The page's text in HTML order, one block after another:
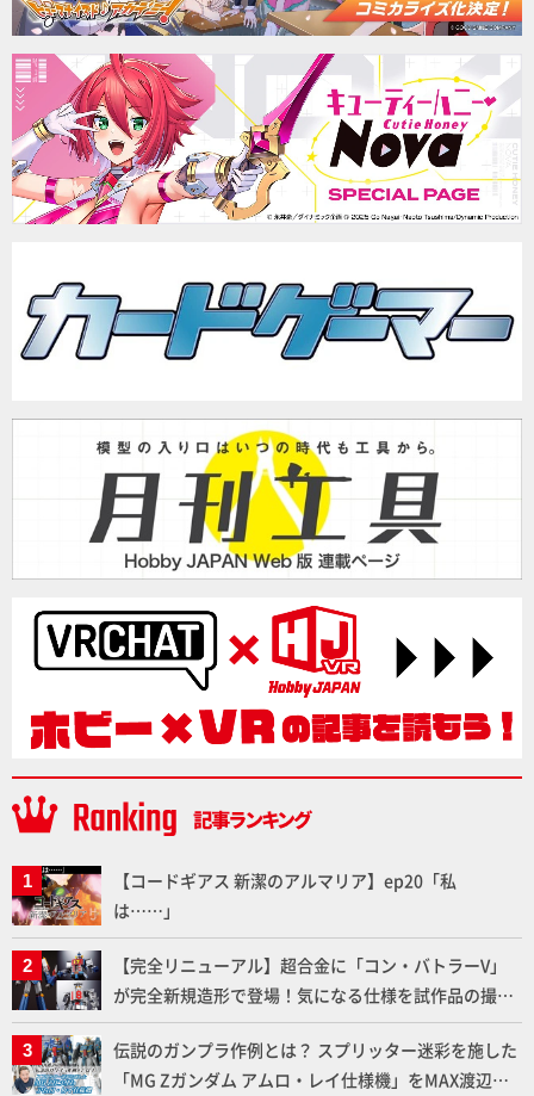
【コードギアス 新潔のアルマリア】ep20「私
は……」
【完全リニューアル】超合金に「コン・バトラーV」
が完全新規造形で登場！気になる仕様を試作品の撮り
下ろしでご紹介!!さらに「大鉄人17」＆「ワンエイ
ト」セット情報もお届け！【超合金の魂】
伝説のガンプラ作例とは？ スプリッター迷彩を施した
「MG Zガンダム アムロ・レイ仕様機」をMAX渡辺が